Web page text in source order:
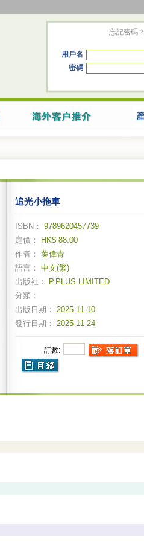
忘記密碼？
用戶名
密碼
追光小拖車
ISBN： 9789620457739
定價：
HK$ 88.00
作者： 葉偉青
語言： 中文(繁)
出版社：
P.PLUS LIMITED
分類：
出版日期： 2025-11-10
發行日期： 2025-11-24
訂數: